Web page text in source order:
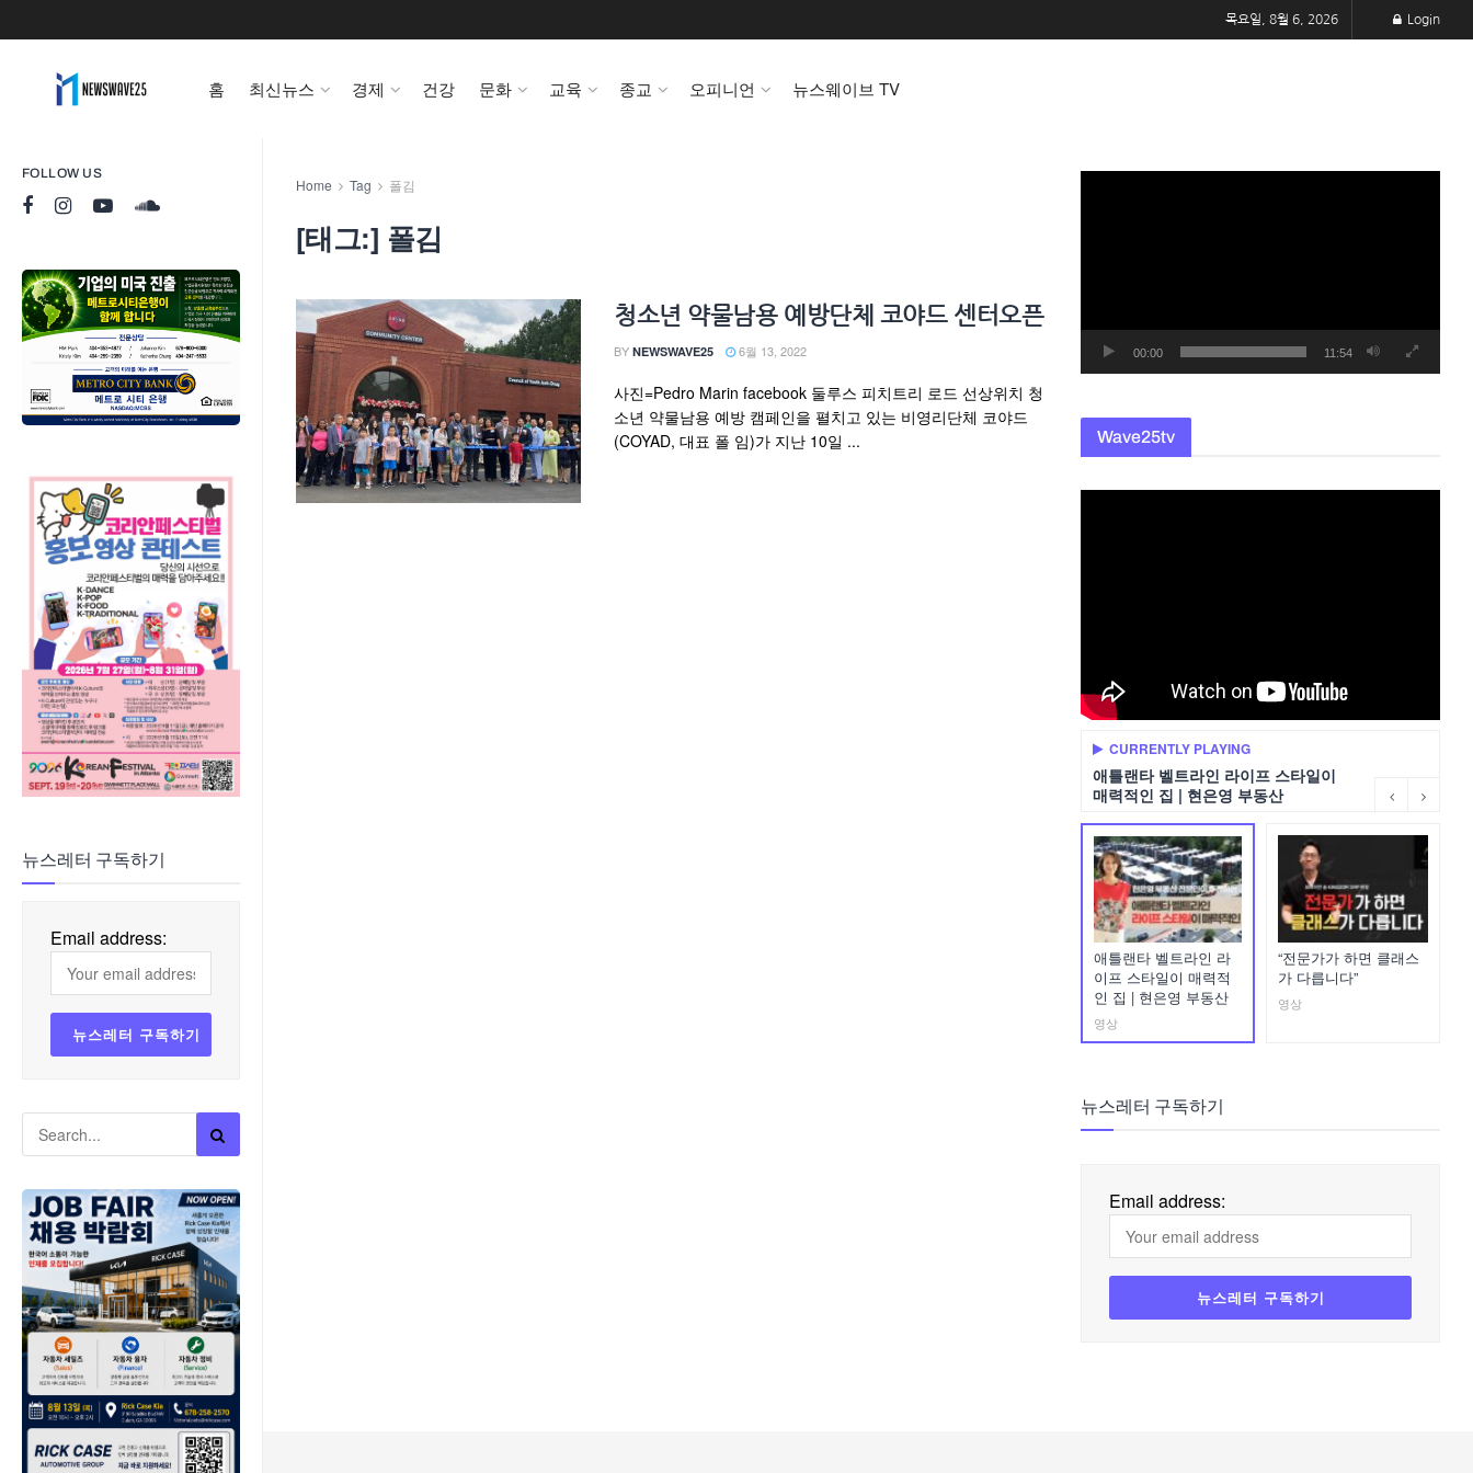
FOLLOW US
뉴스레터 구독하기
Email address:
목요일, 8월 6, 2026 Login
홈 최신뉴스 경제 건강 문화 교육 종교 오피니언 뉴스웨이브 TV
Home Tag 폴김
[태그:] 폴김
청소년 약물남용 예방단체 코야드 센터오픈
BY NEWSWAVE25 6월 13, 2022
사진=Pedro Marin facebook 둘루스 피치트리 로드 선상위치 청
소년 약물남용 예방 캠페인을 펼치고 있는 비영리단체 코야드
(COYAD, 대표 폴 임)가 지난 10일 ...
00:00 11:54
Wave25tv
CURRENTLY PLAYING
애틀랜타 벨트라인 라이프 스타일이
매력적인 집 | 현은영 부동산
애틀랜타 벨트라인 라
이프 스타일이 매력적
인 집 | 현은영 부동산
영상
“전문가가 하면 클래스
가 다릅니다”
영상
뉴스레터 구독하기
Email address: